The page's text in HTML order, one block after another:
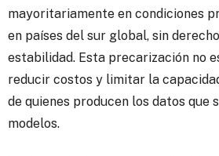
mayoritariamente en condiciones
en países del sur global, sin
estabilidad. Esta precarización no
reducir costos y limitar la
de quienes producen los datos que
modelos.